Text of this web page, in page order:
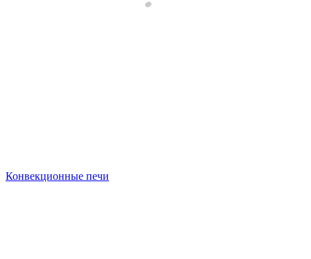
Конвекционные печи